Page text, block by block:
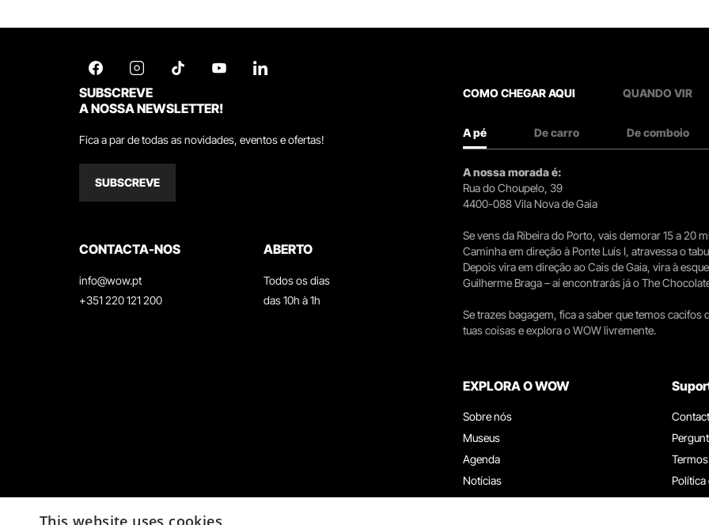
SUBSCREVE
A NOSSA NEWSLETTER!
Fica a par de todas as novidades, eventos e ofertas!
SUBSCREVE
CONTACTA-NOS
info@wow.pt
+351 220 121 200
ABERTO
Todos os dias
das 10h à 1h
COMO CHEGAR AQUI QUANDO VIR
A pé De carro De comboio
A nossa morada é:
Rua do Choupelo, 39
4400-088 Vila Nova de Gaia
Se vens da Ribeira do Porto, vais demorar 15 a 20
Caminha em direção à Ponte Luís I, atravessa o
Depois vira em direção ao Cais de Gaia, vira à
Guilherme Braga – aí encontrarás já o The
Se trazes bagagem, fica a saber que temos
tuas coisas e explora o WOW livremente.
EXPLORA O WOW
Sobre nós
Museus
Agenda
Notícias
Restaurantes
Política
This website uses cookies